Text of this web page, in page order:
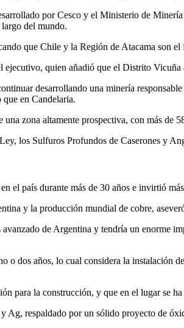
por Cesco y el Ministerio de
del mundo.
que Chile y la Región de Atacama
quien añadió que el Distrito
desarrollando una minería
en Candelaria.
zona altamente prospectiva, con más de
los Sulfuros Profundos de Caserones y
país durante más de 30 años e invirtió
y la producción mundial de cobre,
de Argentina y tendría un enorme
o dos años, lo cual considera la instalación
para la construcción, y que en el lugar se
Ag, respaldado por un sólido proyecto de